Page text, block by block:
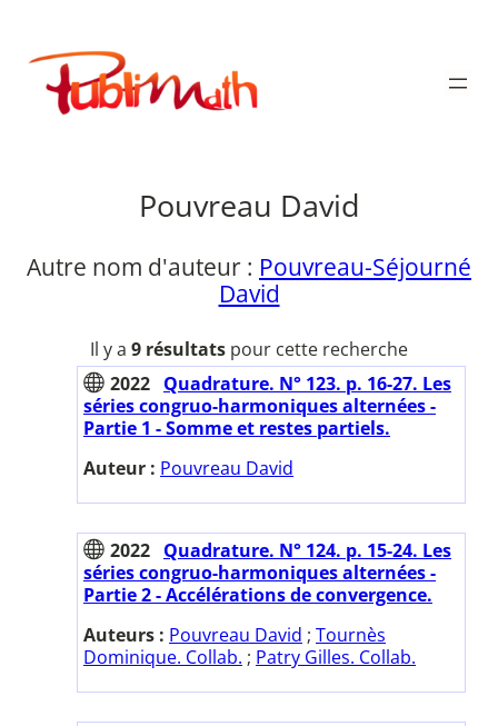
contenu
Publimath
Pouvreau David
Autre nom d'auteur : Pouvreau-Séjourné
David
Il y a 9 résultats pour cette recherche
2022 Quadrature. N° 123. p. 16-27. Les
séries congruo-harmoniques alternées -
Partie 1 - Somme et restes partiels.
Auteur : Pouvreau David
2022 Quadrature. N° 124. p. 15-24. Les
séries congruo-harmoniques alternées -
Partie 2 - Accélérations de convergence.
Auteurs : Pouvreau David ; Tournès
Dominique. Collab. ; Patry Gilles. Collab.